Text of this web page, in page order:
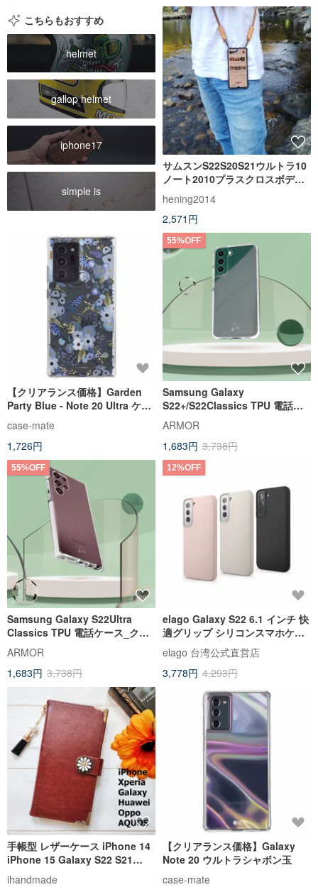
こちらもおすすめ
helmet
gallop helmet
iphone17
simple is
サムスンS22S20S21ウルトラ10
ノート2010プラスクロスボディ
垂直ケース
hening2014
2,571円
【クリアランス価格】Garden
Party Blue - Note 20 Ultra ケー
case-mate
1,726円
55%OFF
Samsung Galaxy
S22+/S22Classics TPU 電話ケ
ース_クリスタル クリア/グレー
バンド
ARMOR
1,683円 3,738円
55%OFF
Samsung Galaxy S22Ultra
Classics TPU 電話ケース_クリ
スタルクリア/グレーベルト
ARMOR
1,683円 3,738円
12%OFF
elago Galaxy S22 6.1 インチ 快
適グリップ シリコンスマホケー
ス
elago 台湾公式直営店
3,778円 4,293円
手帳型 レザーケース iPhone 14
iPhone 15 Galaxy S22 S21
iPhone 12 iPhone 13 Brown 掀
蓋手機套
ihandmade
【クリアランス価格】Galaxy
Note 20 ウルトラシャボン玉
case-mate